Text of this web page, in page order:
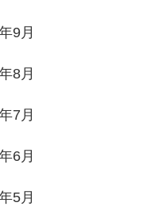
9月
8月
7月
6月
5月